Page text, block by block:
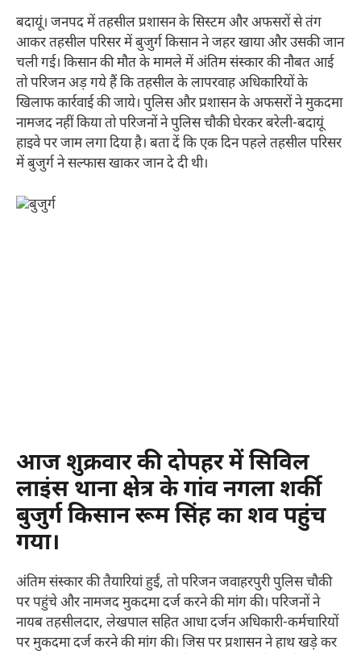
बदायूं। जनपद में तहसील प्रशासन के सिस्टम और अफसरों से तंग
आकर तहसील परिसर में बुजुर्ग किसान ने जहर खाया और उसकी जान
चली गई। किसान की मौत के मामले में अंतिम संस्कार की नौबत आई
तो परिजन अड़ गये हैं कि तहसील के लापरवाह अधिकारियों के
खिलाफ कार्रवाई की जाये। पुलिस और प्रशासन के अफसरों ने मुकदमा
नामजद नहीं किया तो परिजनों ने पुलिस चौकी घेरकर बरेली-बदायूं
हाइवे पर जाम लगा दिया है। बता दें कि एक दिन पहले तहसील परिसर
में बुजुर्ग ने सल्फास खाकर जान दे दी थी।
आज शुक्रवार की दोपहर में सिविल
लाइंस थाना क्षेत्र के गांव नगला शर्की
बुजुर्ग किसान रूम सिंह का शव पहुंच
गया।
अंतिम संस्कार की तैयारियां हुईं, तो परिजन जवाहरपुरी पुलिस चौकी
पर पहुंचे और नामजद मुकदमा दर्ज करने की मांग की। परिजनों ने
नायब तहसीलदार, लेखपाल सहित आधा दर्जन अधिकारी-कर्मचारियों
पर मुकदमा दर्ज करने की मांग की। जिस पर प्रशासन ने हाथ खड़े कर